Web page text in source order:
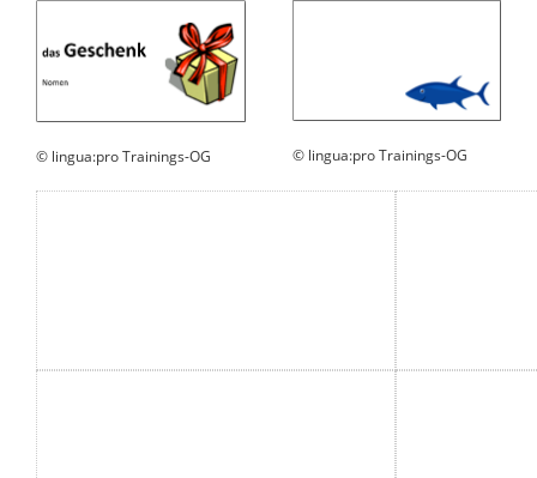
© lingua:pro Trainings-OG © lingua:pro Trainings-OG